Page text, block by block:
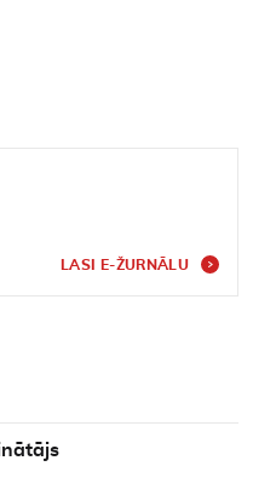
LASI E-ŽURNĀLU